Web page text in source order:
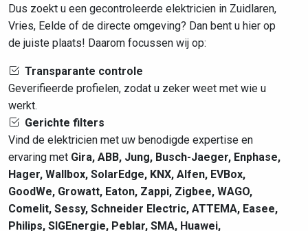
Dus zoekt u een gecontroleerde elektricien in Zuidlaren,
Vries, Eelde of de directe omgeving? Dan bent u hier op
de juiste plaats! Daarom focussen wij op:
Transparante controle
Geverifieerde profielen, zodat u zeker weet met wie u
werkt.
Gerichte filters
Vind de elektricien met uw benodigde expertise en
ervaring met Gira, ABB, Jung, Busch-Jaeger, Enphase,
Hager, Wallbox, SolarEdge, KNX, Alfen, EVBox,
GoodWe, Growatt, Eaton, Zappi, Zigbee, WAGO,
Comelit, Sessy, Schneider Electric, ATTEMA, Easee,
Philips, SIGEnergie, Peblar, SMA, Huawei,